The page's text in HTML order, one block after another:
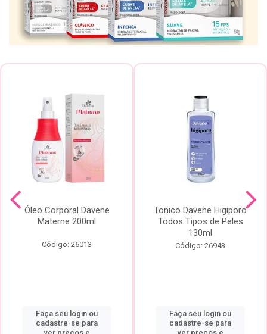
Óleo Corporal Davene
Materne 200ml
Código: 26013
Faça seu login ou
cadastre-se para
Tonico Davene Higiporo
Todos Tipos de Peles
130ml
Código: 26943
Faça seu login ou
cadastre-se para